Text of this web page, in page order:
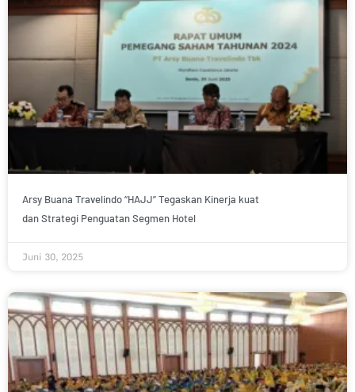
Arsy Buana Travelindo “HAJJ” Tegaskan Kinerja kuat
dan Strategi Penguatan Segmen Hotel
Juni 30, 2025